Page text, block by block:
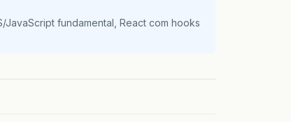
forms, and other content for toggling -->
collapse" = "bs-example-navbar-collapse-1"
fundamental, React com hooks